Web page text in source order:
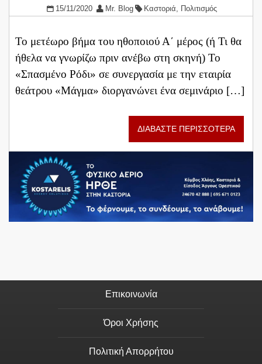
15/11/2020 Mr. Blog Καστοριά, Πολιτισμός
Το μετέωρο βήμα του ηθοποιού Α΄ μέρος (ή Τι θα
ήθελα να γνωρίζω πριν ανέβω στη σκηνή) Το
«Σπασμένο Ρόδι» σε συνεργασία με την εταιρία
θεάτρου «Μάγμα» διοργανώνει ένα σεμινάριο […]
ΔΙΑΒΑΣΤΕ ΠΕΡΙΣΣΟΤΕΡΑ
Επικοινωνία
Όροι Χρήσης
Πολιτική Απορρήτου